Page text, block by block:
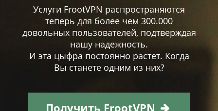
Услуги FrootVPN распространяются
теперь для более чем 300.000
довольных пользователей, подтверждая
нашу надежность.
И эта цыфра постоянно растет. Когда
Вы станете одним из них?
Получить FrootVPN